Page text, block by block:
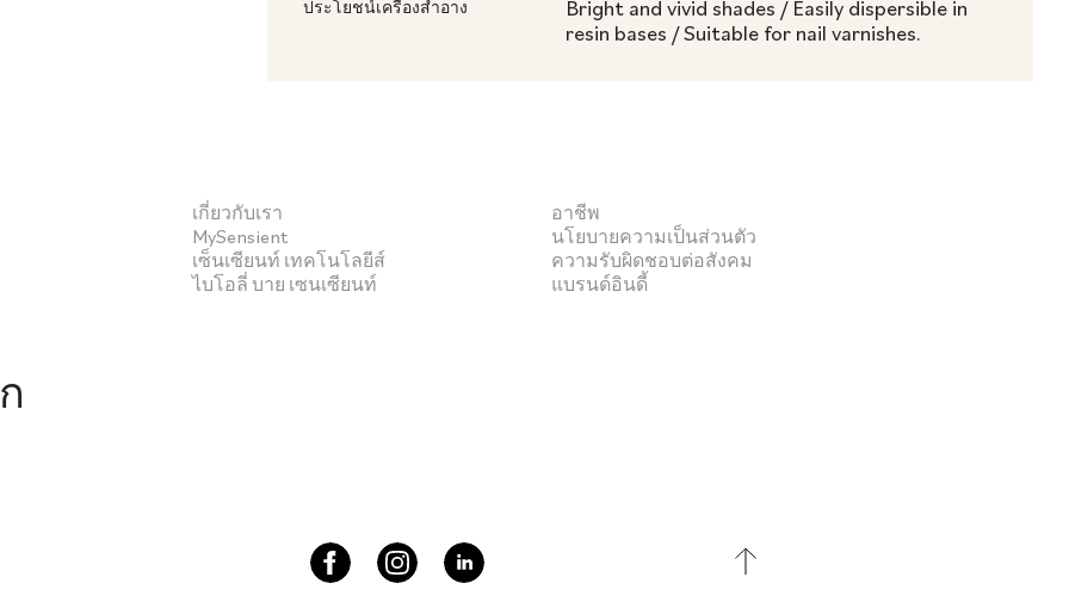
ประโยชน์เครื่องสําอาง
Bright and vivid shades / Easily dispersible in
resin bases / Suitable for nail varnishes.
เกี่ยวกับเรา
MySensient
เซ็นเซียนท์ เทคโนโลยีส์
ไบโอลี่ บาย เซนเซียนท์
อาชีพ
นโยบายความเป็นส่วนตัว
ความรับผิดชอบต่อสังคม
แบรนด์อินดี้